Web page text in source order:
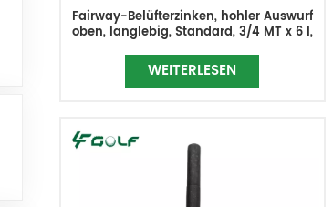
Fairway-Belüfterzinken, hohler Auswurf
oben, langlebig, Standard, 3/4 MT x 6 l,
WEITERLESEN